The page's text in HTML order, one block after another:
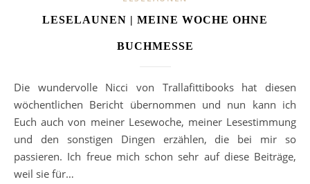
LESELAUNEN | MEINE WOCHE OHNE
BUCHMESSE
Die wundervolle Nicci von Trallafittibooks hat diesen
wöchentlichen Bericht übernommen und nun kann ich
Euch auch von meiner Lesewoche, meiner Lesestimmung
und den sonstigen Dingen erzählen, die bei mir so
passieren. Ich freue mich schon sehr auf diese Beiträge,
weil sie für…